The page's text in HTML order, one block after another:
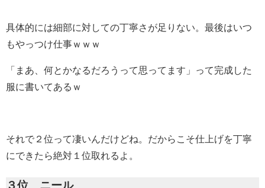
具体的には細部に対しての丁寧さが足りない。最後はいつ
もやっつけ仕事ｗｗｗ
「まあ、何とかなるだろうって思ってます」って完成した
服に書いてあるｗ
それで２位って凄いんだけどね。だからこそ仕上げを丁寧
にできたら絶対１位取れるよ。
３位 ニール